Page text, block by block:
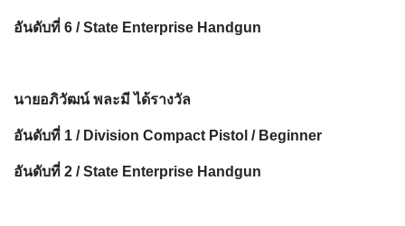
อันดับที่ 6 / State Enterprise Handgun
นายอภิวัฒน์ พละมี ได้รางวัล
อันดับที่ 1 / Division Compact Pistol / Beginner
อันดับที่ 2 / State Enterprise Handgun